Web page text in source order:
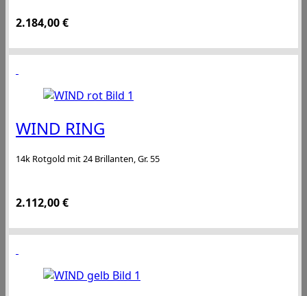
2.184,00€
WIND RING
14k Rotgold mit 24 Brillanten, Gr. 55
2.112,00€